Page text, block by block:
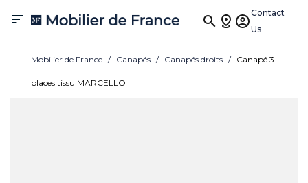

Contact
Us
Mobilier de France Canapés Canapés droits Canapé 3
places tissu MARCELLO